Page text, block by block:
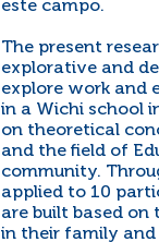
este campo.
The present
explorative and
explore work and
in a Wichi school
on theoretical
and the field of
community.
applied to 10
are built based
in their family and